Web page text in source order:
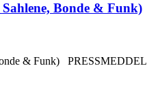
Bonde & Funk)
& Funk)